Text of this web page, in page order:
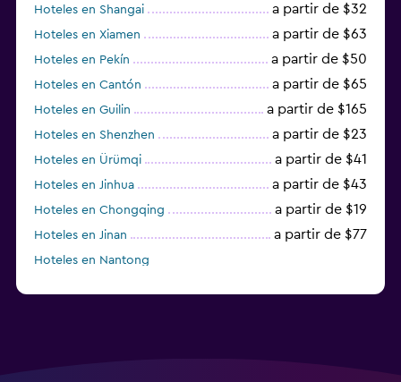
Hoteles en Shangai a partir de $32
Hoteles en Xiamen a partir de $63
Hoteles en Pekín a partir de $50
Hoteles en Cantón a partir de $65
Hoteles en Guilin a partir de $165
Hoteles en Shenzhen a partir de $23
Hoteles en Ürümqi a partir de $41
Hoteles en Jinhua a partir de $43
Hoteles en Chongqing a partir de $19
Hoteles en Jinan a partir de $77
Hoteles en Nantong